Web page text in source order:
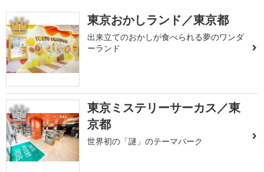
1 東京おかしランド／東京都
出来立てのおかしが食べられる夢のワンダ
ーランド
2
東京ミステリーサーカス／東
京都
世界初の「謎」のテーマパーク